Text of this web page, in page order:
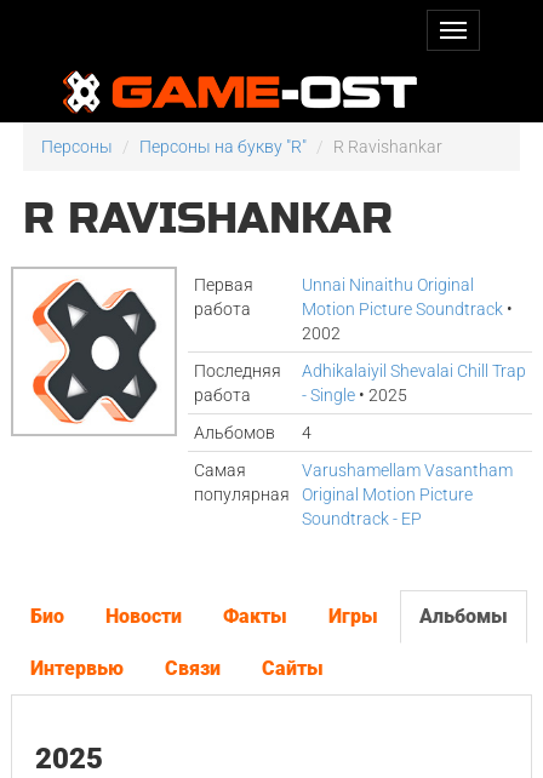
Персоны Персоны на букву "R" R Ravishankar
R RAVISHANKAR
Первая
работа
Unnai Ninaithu Original
Motion Picture Soundtrack •
2002
Последняя
работа
Adhikalaiyil Shevalai Chill Trap
- Single • 2025
Альбомов
4
Самая
популярная
Varushamellam Vasantham
Original Motion Picture
Soundtrack - EP
Био Новости Факты Игры Альбомы
Интервью Связи Сайты
2025